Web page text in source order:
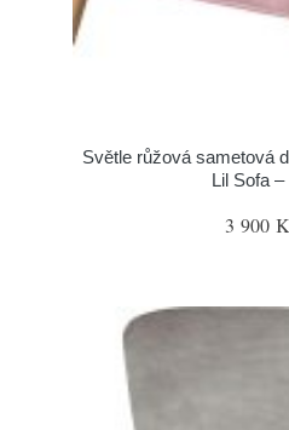
Světle růžová sametová
Lil Sofa –
3 900